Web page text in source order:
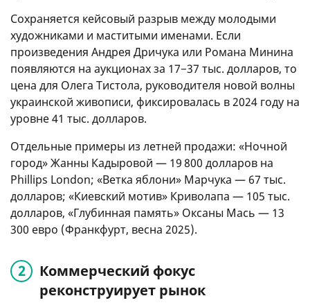
Сохраняется кейсовый разрыв между молодыми
художниками и маститыми именами. Если
произведения Андрея Дричука или Романа Минина
появляются на аукционах за 17−37 тыс. долларов, то
цена для Олега Тистола, руководителя новой волны
украинской живописи, фиксировалась в 2024 году на
уровне 41 тыс. долларов.
Отдельные примеры из летней продажи: «Ночной
город» Жанны Кадыровой — 19 800 долларов на
Phillips London; «Ветка яблони» Марчука — 67 тыс.
долларов; «Киевский мотив» Криволапа — 105 тыс.
долларов, «Глубинная память» Оксаны Мась — 13
300 евро (Франкфурт, весна 2025).
Коммерческий фокус
реконструирует рынок